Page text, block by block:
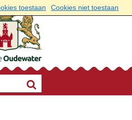
toestaan Cookies niet toestaan